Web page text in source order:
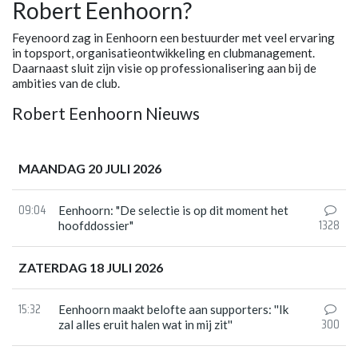
Robert Eenhoorn?
Feyenoord zag in Eenhoorn een bestuurder met veel ervaring
in topsport, organisatieontwikkeling en clubmanagement.
Daarnaast sluit zijn visie op professionalisering aan bij de
ambities van de club.
Robert Eenhoorn Nieuws
MAANDAG 20 JULI 2026
09:04
Eenhoorn: "De selectie is op dit moment het
hoofddossier"
1328
ZATERDAG 18 JULI 2026
15:32
Eenhoorn maakt belofte aan supporters: ''Ik
zal alles eruit halen wat in mij zit''
300